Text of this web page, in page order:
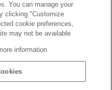
الوظائف المتاحة
استخدام كمبيوتر
استخدام خدمة السحابة
You can manage your
clicking "Customize
cookie preferences,
may not be available.
information.